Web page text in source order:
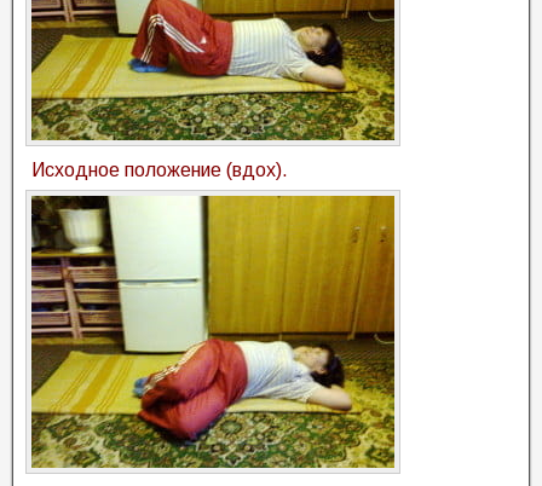
Исходное положение (вдох).